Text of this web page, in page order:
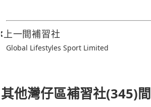
上一間補習社
Global Lifestyles Sport Limited
其他灣仔區補習社(345)間